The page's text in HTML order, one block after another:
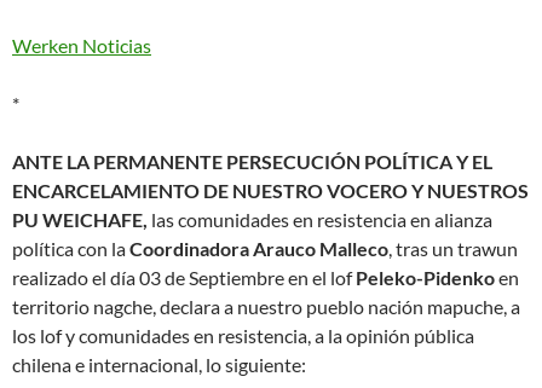
Werken Noticias
*
ANTE LA PERMANENTE PERSECUCIÓN POLÍTICA Y EL
ENCARCELAMIENTO DE NUESTRO VOCERO Y NUESTROS
PU WEICHAFE, las comunidades en resistencia en alianza
política con laCoordinadora Arauco Malleco, tras un trawun
realizado el día 03 de Septiembre en el lofPeleko-Pidenkoen
territorio nagche, declara a nuestro pueblo nación mapuche, a
los lof y comunidades en resistencia, a la opinión pública
chilena e internacional, lo siguiente: